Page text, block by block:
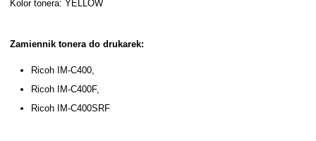
Kolor tonera: YELLOW
Zamiennik tonera do drukarek:
Ricoh IM-C400,
Ricoh IM-C400F,
Ricoh IM-C400SRF